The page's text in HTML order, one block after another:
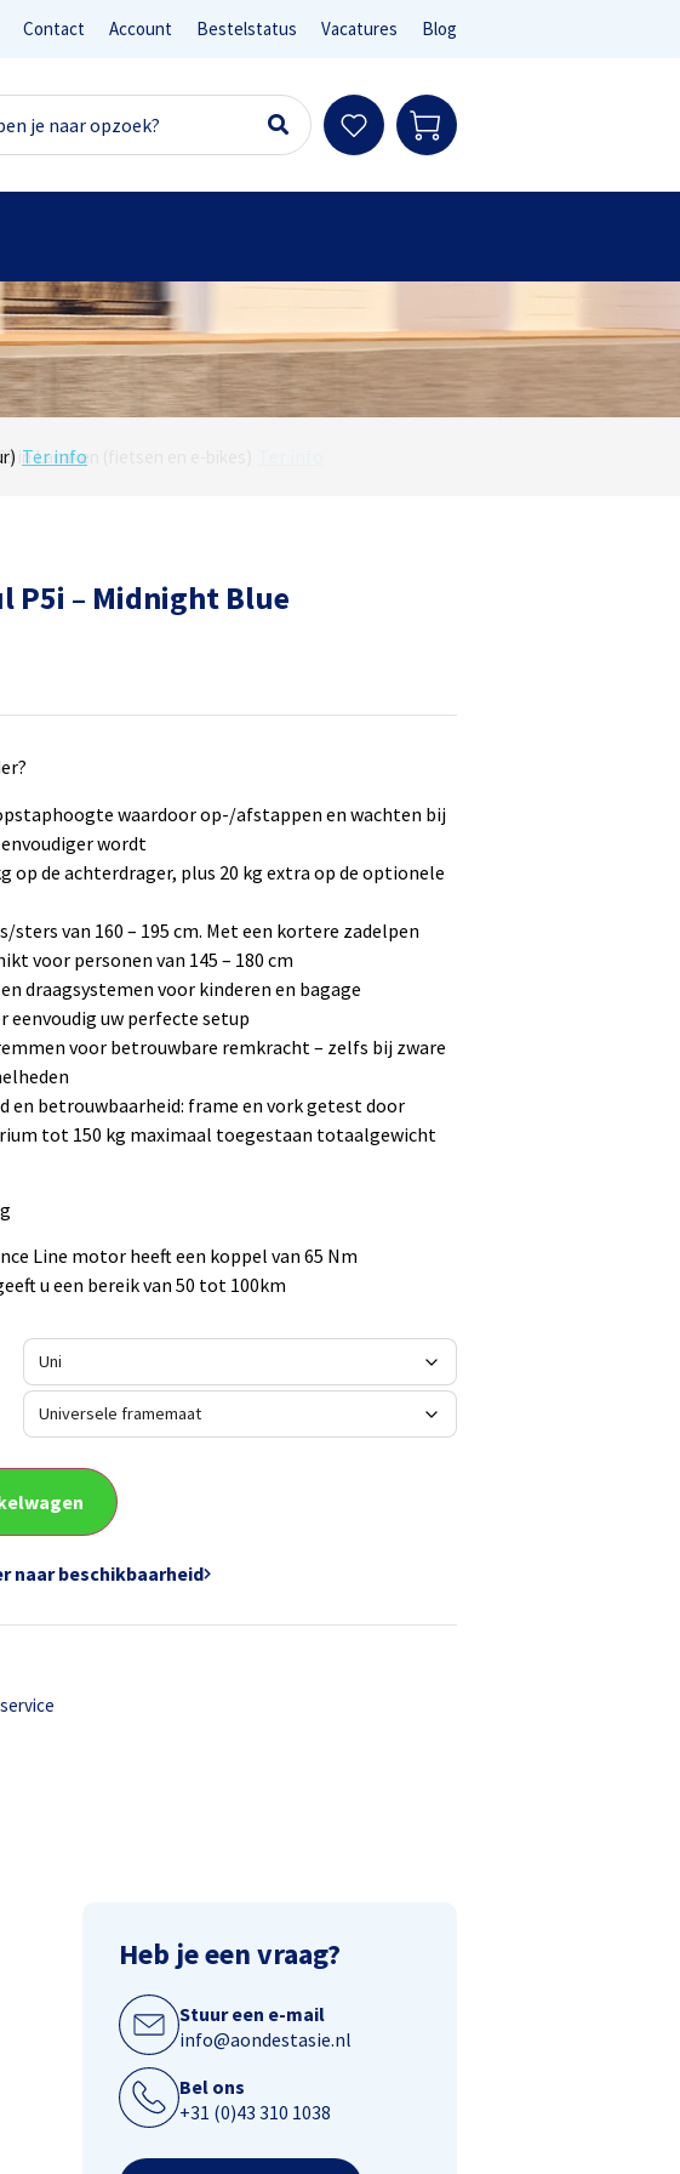
Contact Account Bestelstatus Vacatures Blog
in Lanaken (fietsen en e-bikes)
Ter info
P5i – Midnight Blue
waardoor op-/afstappen en wachten bij
wordt
op de achterdrager, plus 20 kg extra op de optionele
sters van 160 – 195 cm. Met een kortere zadelpen
voor personen van 145 – 180 cm
draagsystemen voor kinderen en bagage
eenvoudig uw perfecte setup
voor betrouwbare remkracht – zelfs bij zware
en betrouwbaarheid: frame en vork getest door
tot 150 kg maximaal toegestaan totaalgewicht
Line motor heeft een koppel van 65 Nm
u een bereik van 50 tot 100km
naar beschikbaarheid
Heb je een vraag?
Stuur een e-mail
info@aondestasie.nl
Bel ons
+31 (0)43 310 1038